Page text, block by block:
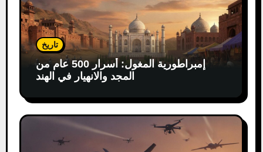
تاريخ
إمبراطورية المغول: أسرار 500 عام من
المجد والانهيار في الهند